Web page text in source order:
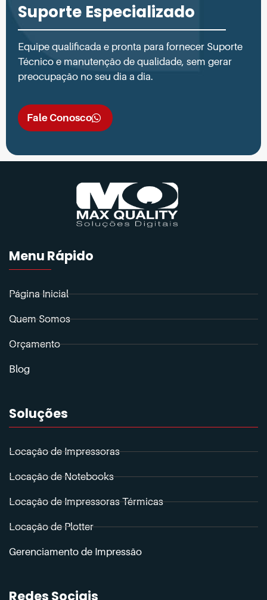
Suporte Especializado
Equipe qualificada e pronta para fornecer Suporte
Técnico e manutenção de qualidade, sem gerar
preocupação no seu dia a dia.
Fale Conosco
Menu Rápido
Página Inicial
Quem Somos
Orçamento
Blog
Soluções
Locação de Impressoras
Locação de Notebooks
Locação de Impressoras Térmicas
Locação de Plotter
Gerenciamento de Impressão
Redes Sociais